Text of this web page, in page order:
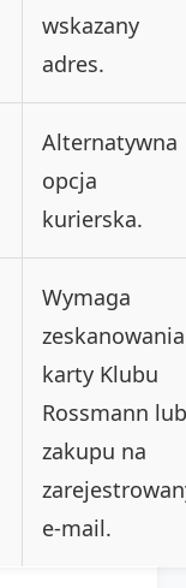
wskazany
adres.
Alternatywna
opcja
kurierska.
Wymaga
zeskanowania
karty Klubu
Rossmann lub
zakupu na
e-mail.